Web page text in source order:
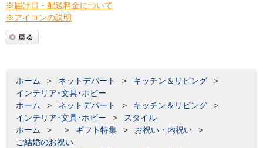
※届け日・配送料金について
※アイコンの説明
ホーム > ネットデパート > キッチン＆リビング
>
インテリア･文具･ホビー
ホーム
> ネットデパート > キッチン＆リビング
>
インテリア･文具･ホビー
>
スタイル
ホーム
> > ギフト特集 > お祝い・内祝い
>
ご結婚のお祝い